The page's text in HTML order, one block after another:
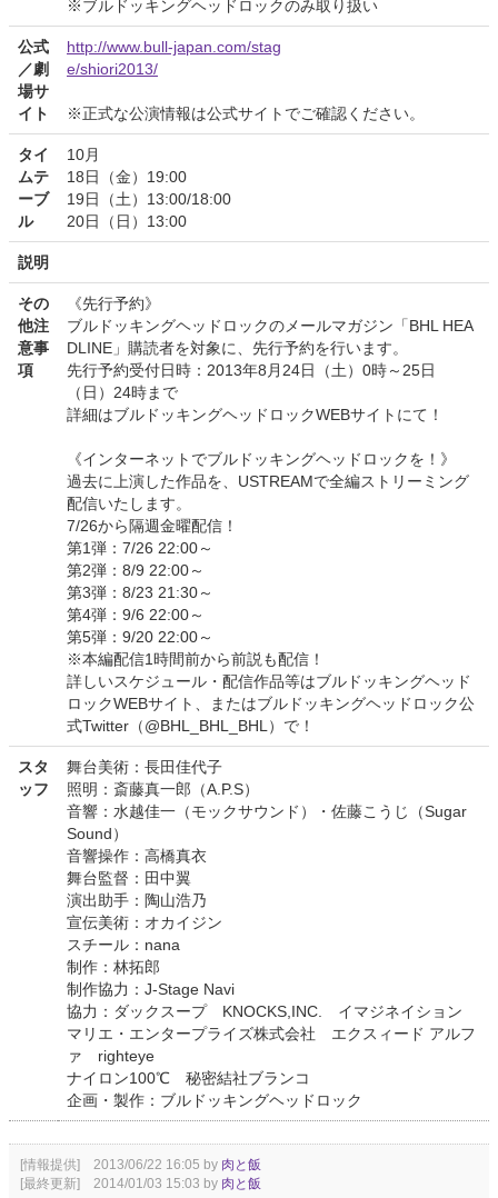
※ブルドッキングヘッドロックのみ取り扱い
公式
／劇
場サ
イト
http://www.bull-japan.com/stag
e/shiori2013/
※正式な公演情報は公式サイトでご確認ください。
タイ
ムテ
ーブ
ル
10月
18日（金）19:00
19日（土）13:00/18:00
20日（日）13:00
説明
その
他注
意事
項
《先行予約》
ブルドッキングヘッドロックのメールマガジン「BHL HEA
DLINE」購読者を対象に、先行予約を行います。
先行予約受付日時：2013年8月24日（土）0時～25日
（日）24時まで
詳細はブルドッキングヘッドロックWEBサイトにて！
《インターネットでブルドッキングヘッドロックを！》
過去に上演した作品を、USTREAMで全編ストリーミング
配信いたします。
7/26から隔週金曜配信！
第1弾：7/26 22:00～
第2弾：8/9 22:00～
第3弾：8/23 21:30～
第4弾：9/6 22:00～
第5弾：9/20 22:00～
※本編配信1時間前から前説も配信！
詳しいスケジュール・配信作品等はブルドッキングヘッド
ロックWEBサイト、またはブルドッキングヘッドロック公
式Twitter（@BHL_BHL_BHL）で！
スタ
ッフ
舞台美術：長田佳代子
照明：斎藤真一郎（A.P.S）
音響：水越佳一（モックサウンド）・佐藤こうじ（Sugar
Sound）
音響操作：高橋真衣
舞台監督：田中翼
演出助手：陶山浩乃
宣伝美術：オカイジン
スチール：nana
制作：林拓郎
制作協力：J-Stage Navi
協力：ダックスープ KNOCKS,INC. イマジネイション
マリエ・エンタープライズ株式会社 エクスィード アルフ
ァ righteye
ナイロン100℃ 秘密結社ブランコ
企画・製作：ブルドッキングヘッドロック
[情報提供] 2013/06/22 16:05 by 肉と飯
[最終更新] 2014/01/03 15:03 by 肉と飯